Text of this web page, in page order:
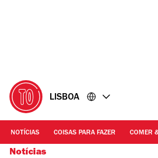
LISBOA
NOTÍCIAS COISAS PARA FAZER COMER
Notícias